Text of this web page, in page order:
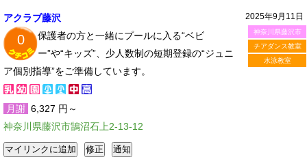
2025年9月11日
神奈川県藤沢市
チアダンス教室
水泳教室
アクラブ藤沢
0
保護者の方と一緒にプールに入る“ベビ
ー”や“キッズ”、少人数制の短期登録の“ジュニ
ア個別指導”をご準備しています。
月謝 6,327 円～
神奈川県藤沢市鵠沼石上2-13-12